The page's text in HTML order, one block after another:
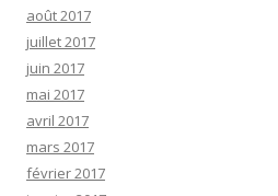
août 2017
juillet 2017
juin 2017
mai 2017
avril 2017
mars 2017
février 2017